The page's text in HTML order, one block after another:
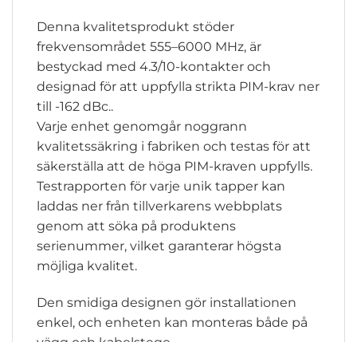
Denna kvalitetsprodukt stöder
frekvensområdet 555–6000 MHz, är
bestyckad med 4.3/10-kontakter och
designad för att uppfylla strikta PIM-krav ner
till -162 dBc..
Varje enhet genomgår noggrann
kvalitetssäkring i fabriken och testas för att
säkerställa att de höga PIM-kraven uppfylls.
Testrapporten för varje unik tapper kan
laddas ner från tillverkarens webbplats
genom att söka på produktens
serienummer, vilket garanterar högsta
möjliga kvalitet.
Den smidiga designen gör installationen
enkel, och enheten kan monteras både på